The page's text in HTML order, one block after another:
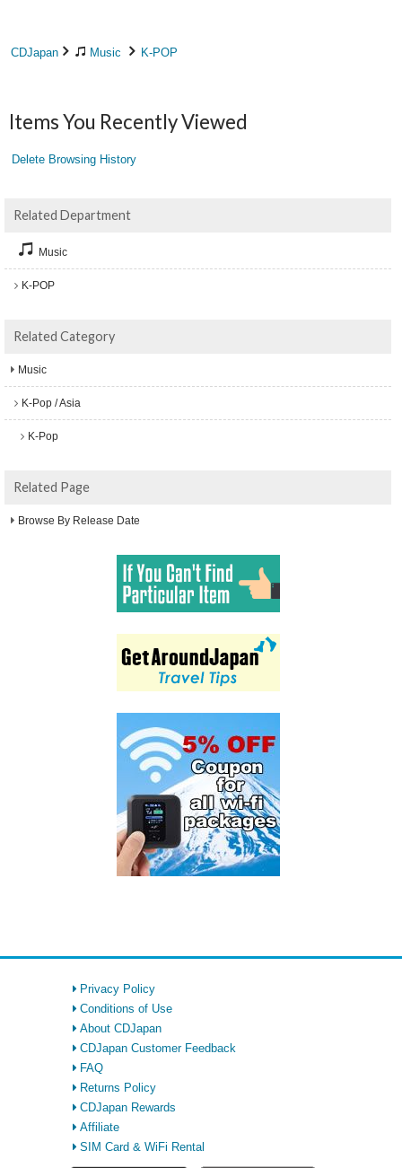
CDJapan Music K-POP
Items You Recently Viewed
Delete Browsing History
Related Department
Music
K-POP
Related Category
Music
K-Pop / Asia
K-Pop
Related Page
Browse By Release Date
Privacy Policy
Conditions of Use
About CDJapan
CDJapan Customer Feedback
FAQ
Returns Policy
CDJapan Rewards
Affiliate
SIM Card & WiFi Rental